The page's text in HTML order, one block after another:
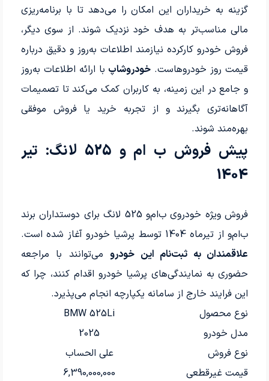
گزینه به خریداران این امکان را می‌دهد تا با برنامه‌ریزی
مالی مناسب‌تر به هدف خود نزدیک شوند. از سوی دیگر،
فروش خودرو کارکرده نیازمند اطلاعات به‌روز و دقیق درباره
قیمت روز خودروهاست. خودروشاپ با ارائه اطلاعات به‌روز
و جامع در این زمینه، به کاربران کمک می‌کند تا تصمیمات
آگاهانه‌تری بگیرند و از تجربه خرید یا فروش موفقی
بهره‌مند شوند.
پیش فروش ب ام و 525 لانگ: تیر
1404
فروش ویژه خودروی ب‌ام‌و 525 لانگ برای دوستداران برند
ب‌ام‌و از تیرماه 1404 توسط پرشیا خودرو آغاز شده است.
علاقمندان به ثبت‌نام این خودرومی‌توانند با مراجعه
حضوری به نمایندگی‌های پرشیا خودرو اقدام کنند، چرا که
این فرایند خارج از سامانه یکپارچه انجام می‌پذیرد.
نوع محصول
BMW 525Li
مدل خودرو
2025
نوع فروش
علی الحساب
قیمت غیرقطعی
6,390,000,000